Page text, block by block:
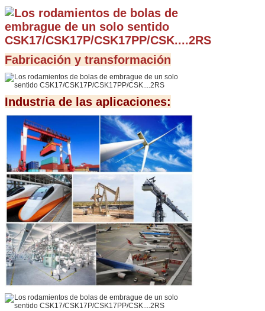
Fabricación y transformación
Industria de las aplicaciones: